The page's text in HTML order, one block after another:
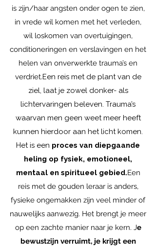
is zijn/haar angsten onder ogen te zien,
in vrede wil komen met het verleden,
wil loskomen van overtuigingen,
conditioneringen en verslavingen en het
helen van onverwerkte trauma’s en
verdriet.​ ​Een reis met de plant van de
ziel, laat je zowel donker- als
lichtervaringen beleven. Trauma’s
waarvan men geen weet meer heeft
kunnen hierdoor aan het licht komen.
Het is een proces van diepgaande
heling op fysiek, emotioneel,
mentaal en spiritueel gebied.​ Een
reis met de gouden leraar is anders,
fysieke ongemakken zijn veel minder of
nauwelijks aanwezig. Het brengt je meer
op een zachte manier naar je kern. Je
bewustzijn verruimt, je krijgt een